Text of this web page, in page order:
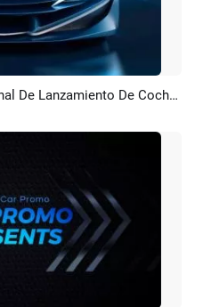
Crear IA Tráiler De Anuncio Promocional De Lanzamiento De Coche Nuevo, Tecnología Moderna Y Sencilla